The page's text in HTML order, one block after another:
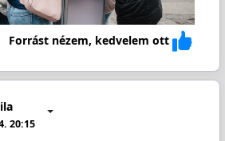
Forrást nézem, kedvelem ott
20:15